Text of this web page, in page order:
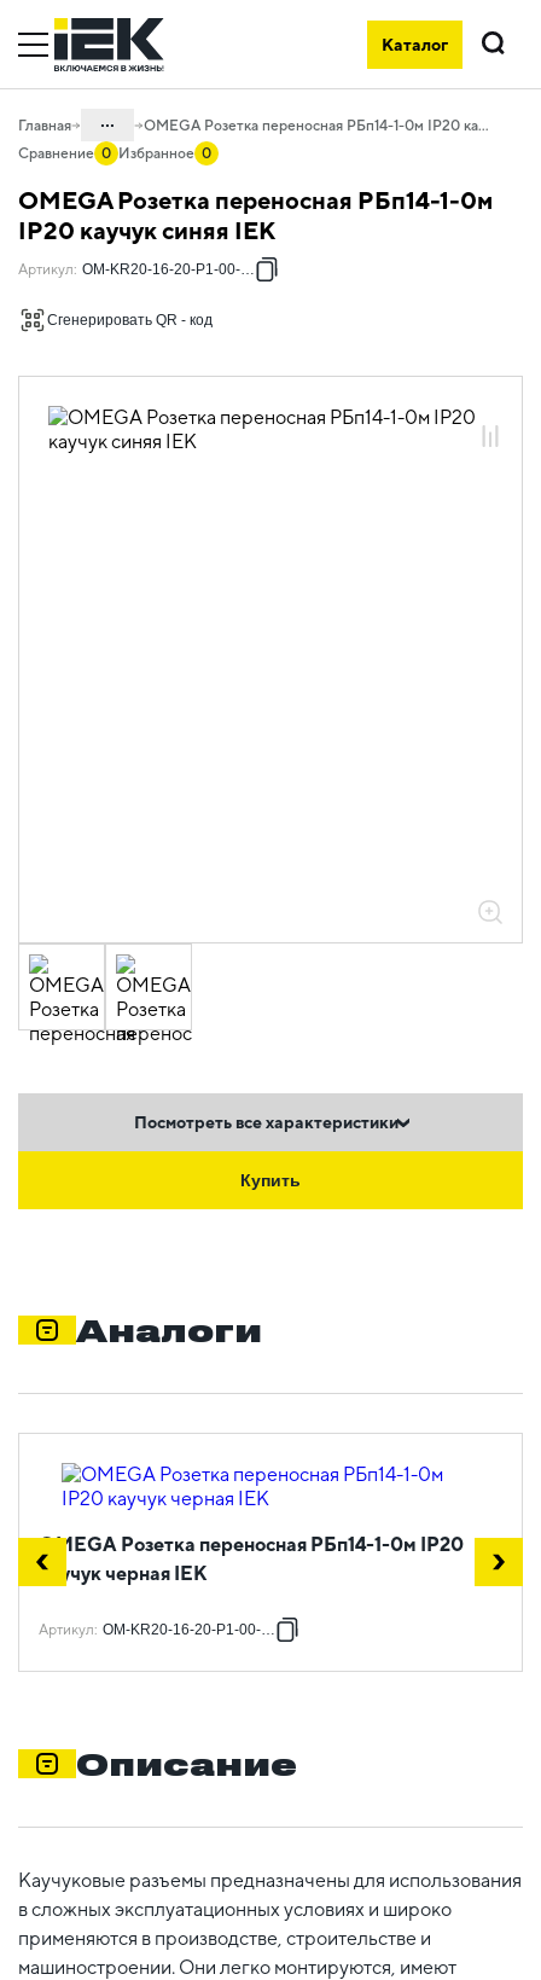
Каталог
Поиск
Главная ...
06. Изделия электроустановочные,
удлинители и силовые разъемы
06.04 Разъёмы, колодки, тройники
06.04.01 Каучуковые штепсельные
06.04.01.01 Каучуковые штепсельные
OMEGA Розетка переносная РБп14-1-0м IP20 каучук синяя IEK
Сравнение 0 Избранное 0
OMEGA Розетка переносная РБп14-1-0м
IP20 каучук синяя IEK
Артикул: OM-KR20-16-20-P1-00-K07
Сгенерировать QR - код
Посмотреть все характеристики
Купить
Аналоги
OMEGA Розетка переносная РБп14-1-0м IP20
каучук черная IEK
Артикул: OM-KR20-16-20-P1-00-K02
Описание
Каучуковые разъемы предназначены для использования
в сложных эксплуатационных условиях и широко
применяются в производстве, строительстве и
машиностроении. Они легко монтируются, имеют